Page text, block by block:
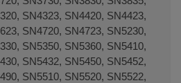
SN4323, SN4420, SN4423,
SN4720, SN4723, SN5230,
SN5350, SN5360, SN5410,
SN5432, SN5450, SN5452,
SN5510, SN5520, SN5522,